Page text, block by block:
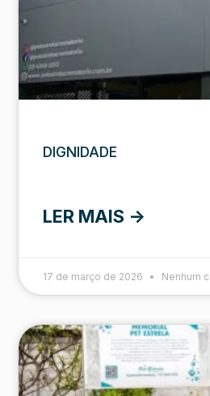
DIGNIDADE
LER MAIS ->
17 de março de 2026 Nenhum